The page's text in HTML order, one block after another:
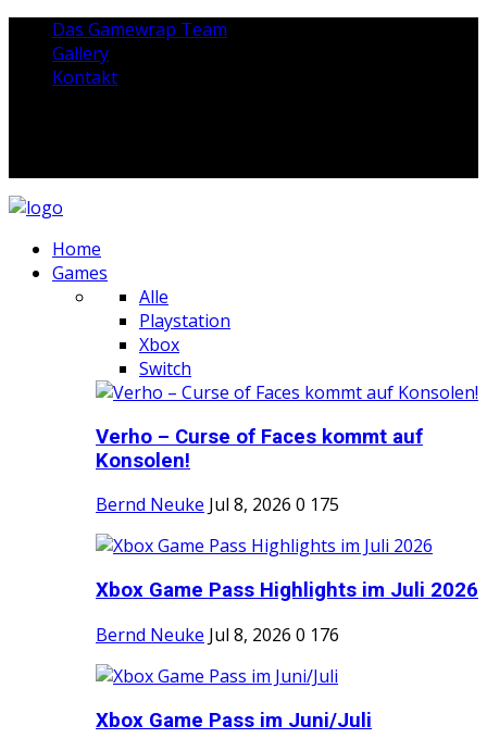
Das Gamewrap Team
Gallery
Kontakt
Home
Games
Alle
Playstation
Xbox
Switch
Verho – Curse of Faces kommt auf
Konsolen!
Bernd Neuke Jul 8, 2026 0 175
Xbox Game Pass Highlights im Juli 2026
Bernd Neuke Jul 8, 2026 0 176
Xbox Game Pass im Juni/Juli